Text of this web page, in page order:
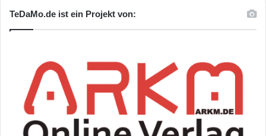
TeDaMo.de ist ein Projekt von: